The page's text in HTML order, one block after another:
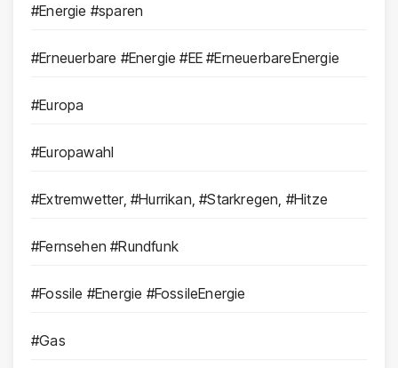
#Energie #sparen
#Erneuerbare #Energie #EE #ErneuerbareEnergie
#Europa
#Europawahl
#Extremwetter, #Hurrikan, #Starkregen, #Hitze
#Fernsehen #Rundfunk
#Fossile #Energie #FossileEnergie
#Gas